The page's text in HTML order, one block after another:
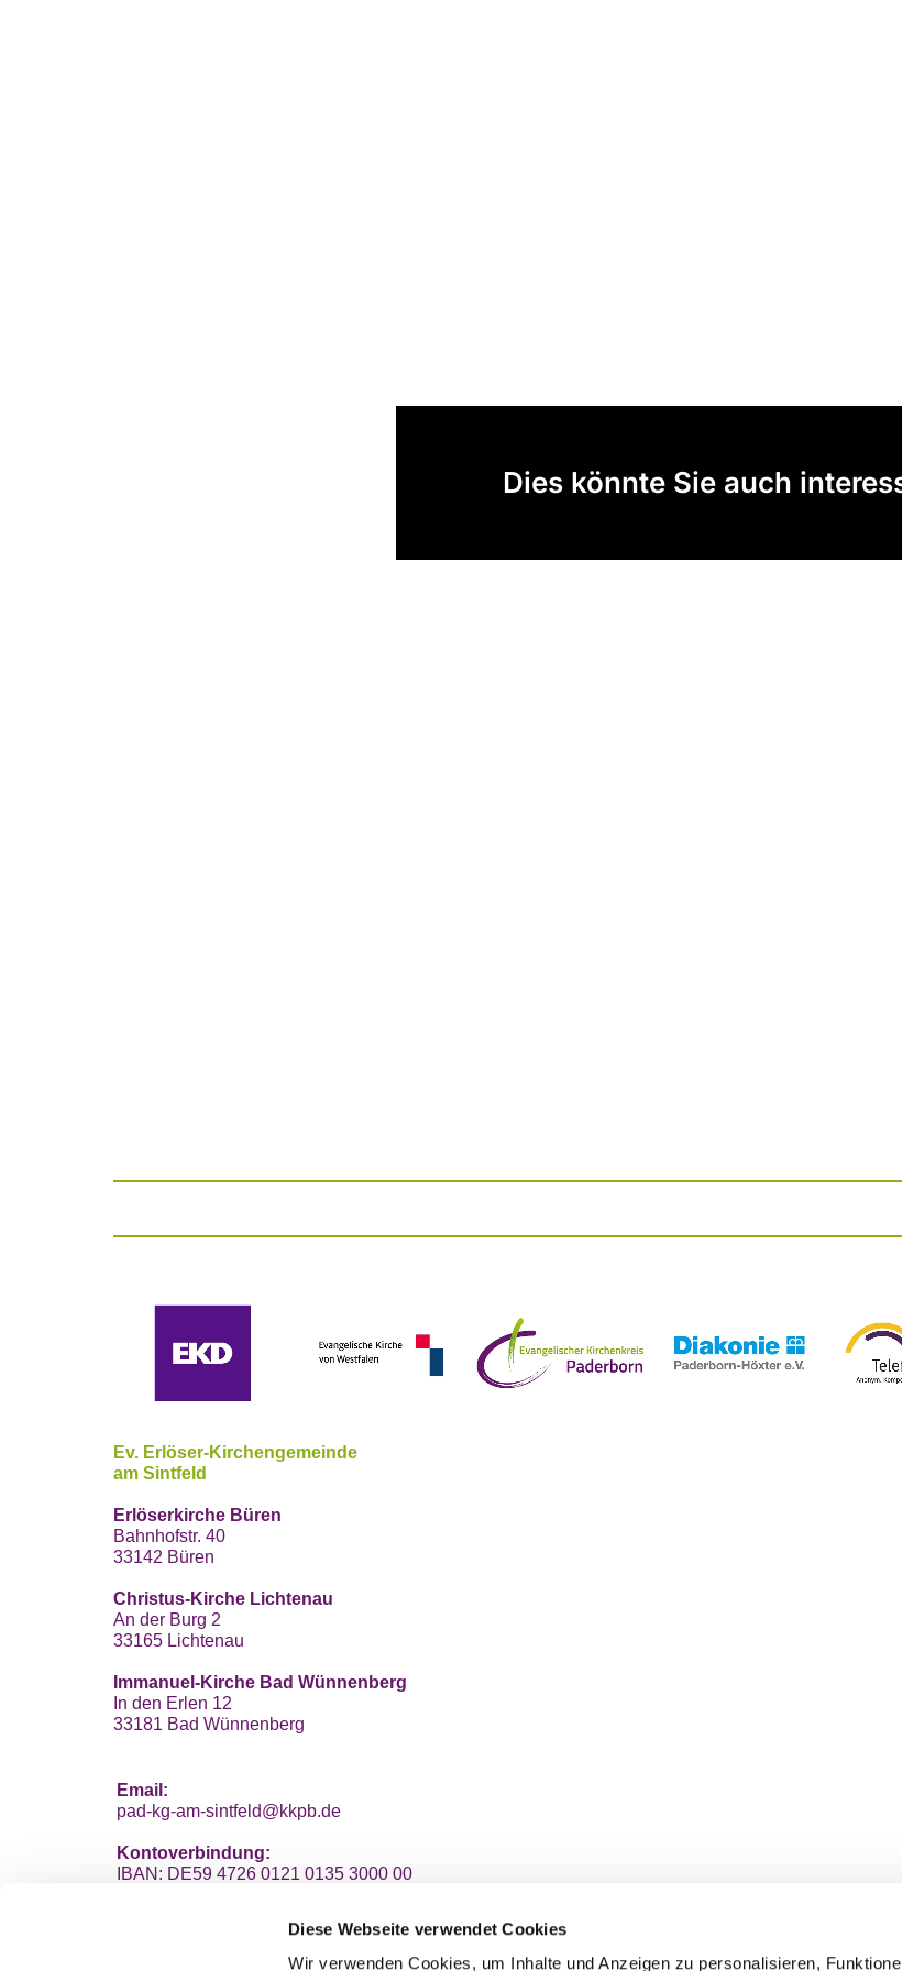
Diese Webseite verwendet Cookies
Wir verwenden Cookies, um Inhalte und Anzeigen zu personalisieren,
Dies könnte Sie auch
Ev. Erlöser-Kirchengemeinde
am Sintfeld
Erlöserkirche Büren
Bahnhofstr. 40
33142 Büren
Christus-Kirche Lichtenau
An der Burg 2
33165 Lichtenau
Immanuel-Kirche Bad Wünnenberg
In den Erlen 12
33181 Bad Wünnenberg
Email:
pad-kg-am-sintfeld@kkpb.de
Kontoverbindung:
IBAN: DE59 4726 0121 0135 3000 00